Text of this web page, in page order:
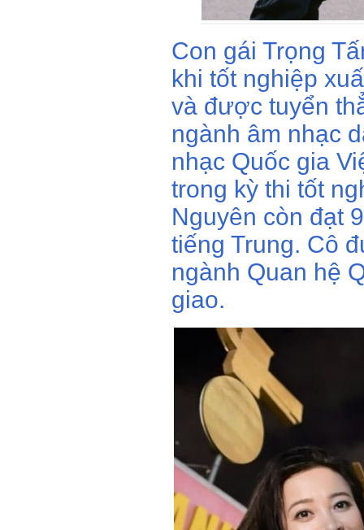
Con gái Trọng
khi tốt nghiệp
và được tuyển
ngành âm nhạc
nhạc Quốc gia
trong kỳ thi tốt
Nguyên còn đạt
tiếng Trung. Cô
ngành Quan hệ
giao.